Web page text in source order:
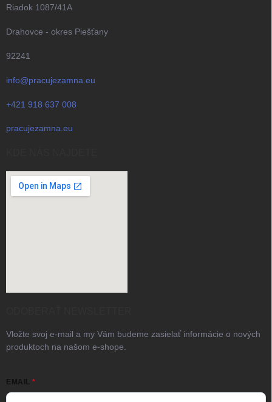
Riadok 1087/41A
Drahovce - okres Piešťany
92241
info@pracujezamna.eu
+421 918 637 008
pracujezamna.eu
Vložte svoj e-mail a my Vám budeme zasielať informácie o nových
produktoch na našom e-shope.
EMAIL